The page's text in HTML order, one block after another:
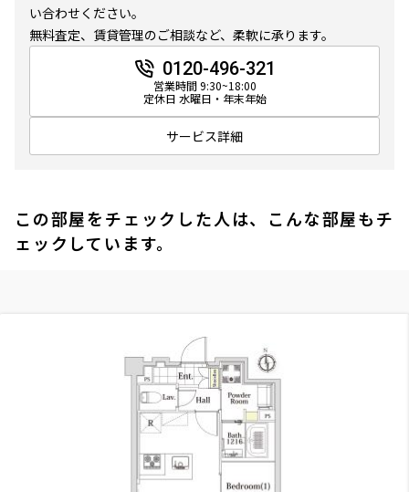
い合わせください。
無料査定、賃貸管理のご相談など、柔軟に承ります。
0120-496-321
営業時間 9:30~18:00
定休日 水曜日・年末年始
サービス詳細
この部屋をチェックした人は、こんな部屋もチ
ェックしています。